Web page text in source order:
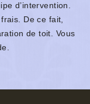
d’intervention.
De ce fait,
de toit. Vous